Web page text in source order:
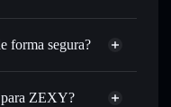
precio disponible
las operaciones en
de privacidad
forma segura?
cartera
para ZEXY?